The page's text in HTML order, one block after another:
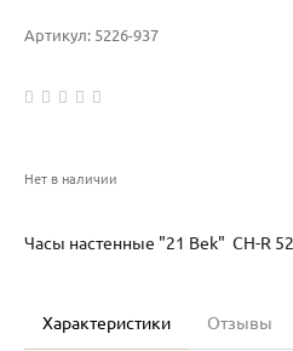
Артикул: 5226-937
Нет в наличии
Часы настенные "21 Bek"
Характеристики Отзывы